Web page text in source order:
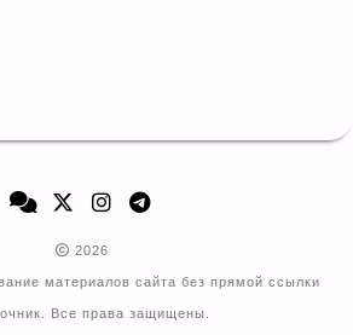
2026
материалов сайта без прямой ссылки
Все права защищены.